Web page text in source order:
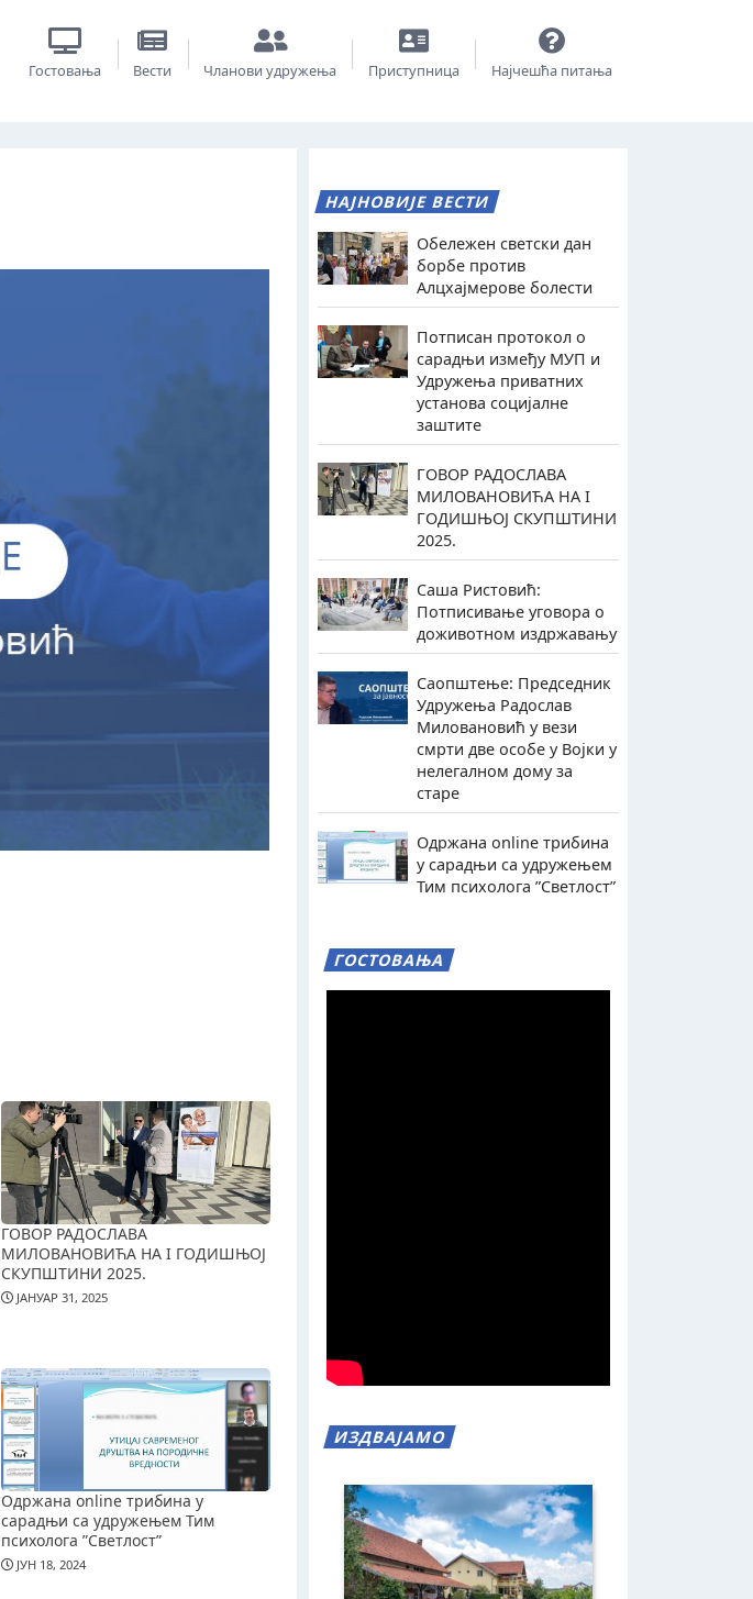
Гостовања Вести Чланови удружења Приступница Најчешћа питања
ГОВОР РАДОСЛАВА
МИЛОВАНОВИЋА НА I ГОДИШЊОЈ
СКУПШТИНИ 2025.
ЈАНУАР 31, 2025
Одржана online трибина у
сарадњи са удружењем Тим
психолога ”Светлост”
ЈУН 18, 2024
НАЈНОВИЈЕ ВЕСТИ
Обележен светски дан
борбе против
Алцхајмерове болести
Потписан протокол о
сарадњи између МУП и
Удружења приватних
установа социјалне
заштите
ГОВОР РАДОСЛАВА
МИЛОВАНОВИЋА НА I
ГОДИШЊОЈ СКУПШТИНИ
2025.
Саша Ристовић:
Потписивање уговора о
доживотном издржавању
Саопштење: Председник
Удружења Радослав
Миловановић у вези
смрти две особе у Војки у
нелегалном дому за
старе
Одржана online трибина
у сарадњи са удружењем
Тим психолога ”Светлост”
ГОСТОВАЊА
ИЗДВАЈАМО